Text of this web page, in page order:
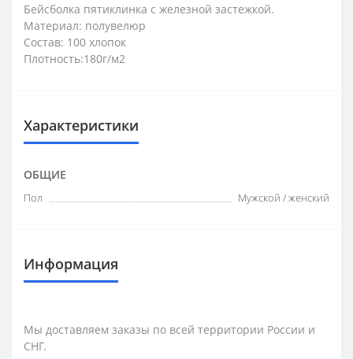
Бейсболка пятиклинка с железной застежкой.
Материал: полувелюр
Состав: 100 хлопок
Плотность:180г/м2
Характеристики
ОБЩИЕ
Пол Мужской / женский
Информация
Мы доставляем заказы по всей территории России и
СНГ.